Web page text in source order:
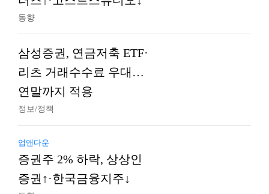
동향
삼성증권, 연금저축 ETF·
리츠 거래수수료 우대…
연말까지 적용
정보/정책
업앤다운
증권주 2% 하락, 상상인
증권↑·한국금융지주↓